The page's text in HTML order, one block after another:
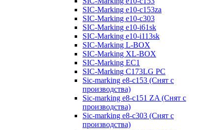
SIC-Marking e10-c153za
SIC-Marking e10-c303
SIC-Marking e10-i61sk
SIC-Marking e10-i113sk
SIC-Marking L-BOX
SIC-Marking XL-BOX
SIC-Marking EC1
SIC-Marking C173LG PC
Sic-marking e8-c153 (Снят с
производства)
Sic-marking e8-c151 ZA (Снят с
производства)
Sic-marking e8-c303 (Снят с
производства)